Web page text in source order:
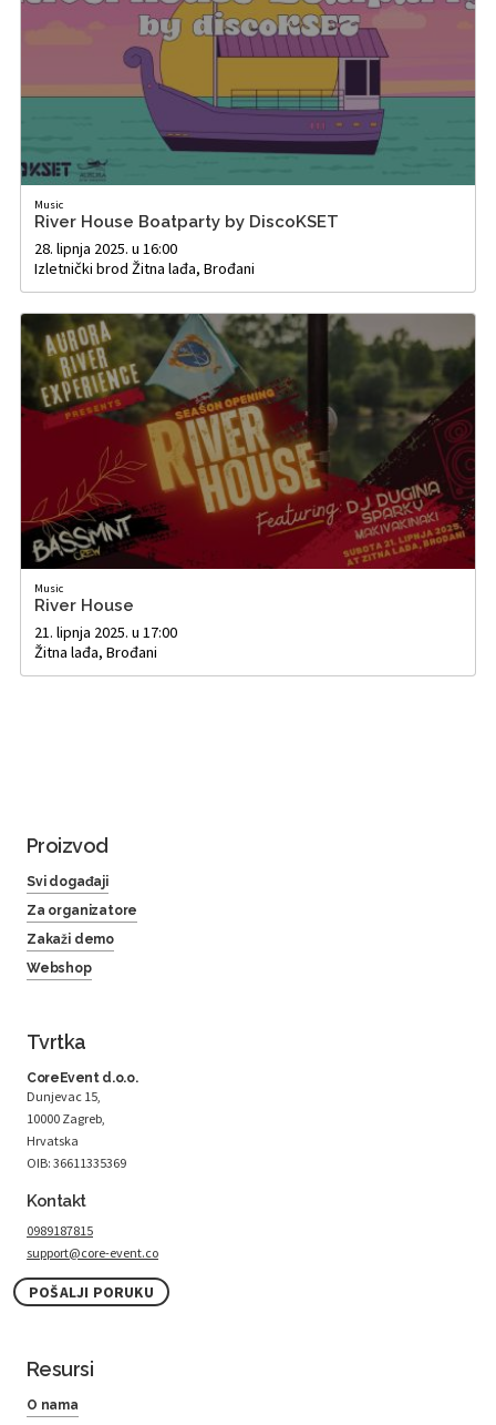
Music
River House Boatparty by DiscoKSET
28. lipnja 2025. u 16:00
Izletnički brod Žitna lađa, Brođani
Music
River House
21. lipnja 2025. u 17:00
Žitna lađa, Brođani
Proizvod
Svi događaji
Za organizatore
Zakaži demo
Webshop
Tvrtka
CoreEvent d.o.o.
Dunjevac 15,
10000 Zagreb,
Hrvatska
OIB: 36611335369
Kontakt
0989187815
support@core-event.co
POŠALJI PORUKU
Resursi
O nama